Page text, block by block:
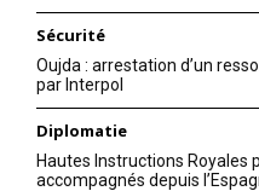
Sécurité
Oujda : arrestation d’un
par Interpol
Diplomatie
Hautes Instructions Royales
accompagnés depuis